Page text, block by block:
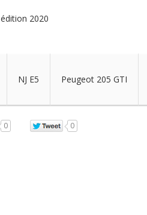
édition 2020
NJ E5 Peugeot 205 GTI
0 0